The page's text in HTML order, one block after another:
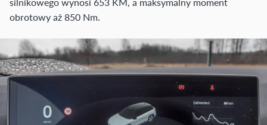
obrotowy aż 850 Nm.